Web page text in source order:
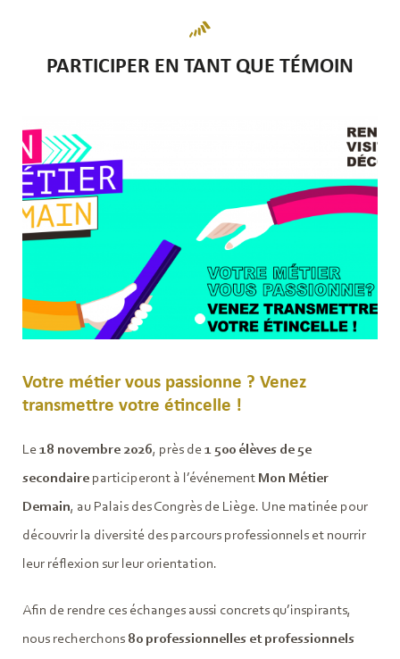
PARTICIPER EN TANT QUE TÉMOIN
Votre métier vous passionne ? Venez
transmettre votre étincelle !
Le18 novembre 2026, près de1 500 élèves de 5e
secondaire participeront à l’événement Mon Métier
Demain, au Palais des Congrès de Liège. Une matinée pour
découvrir la diversité des parcours professionnels et nourrir
leur réflexion sur leur orientation.
Afin de rendre ces échanges aussi concrets qu’inspirants,
nous recherchons 80 professionnelles et professionnels